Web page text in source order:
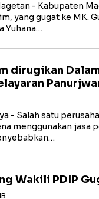
- Kabupaten
yang gugat ke MK.
Yuhana…
dirugikan
- Salah satu
menggunakan jasa
Wakili PDIP